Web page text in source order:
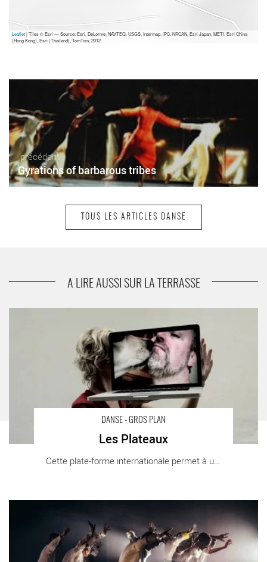
Leaflet| Tiles © Esri — Source: Esri, DeLorme, NAVTEQ, USGS, Intermap, iPC, NRCAN, Esri Japan, METI, Esri China
(Hong Kong), Esri (Thailand), TomTom, 2012
précédent
Gyrations of barbarous tribes
Holeulone
TOUS LES ARTICLES DANSE
A LIRE AUSSI SUR LA TERRASSE
DANSE - GROS PLAN
Les Plateaux
Cette plate-forme internationale permet à un [...]
Briqueterie - CDCN du Val-de-Marne
Danse Paris Théâtre de la Ville Les Abbesses